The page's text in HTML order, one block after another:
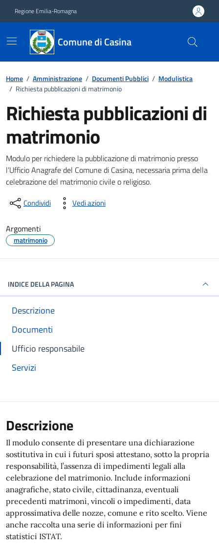
Regione Emilia-Romagna
Comune di Casina
Home / Amministrazione / Documenti Pubblici / Modulistica
/ Richiesta pubblicazioni di matrimonio
Richiesta pubblicazioni di
matrimonio
Dettagli del documento
Modulo per richiedere la pubblicazione di matrimonio presso
l’Ufficio Anagrafe del Comune di Casina, necessaria prima della
celebrazione del matrimonio civile o religioso.
Condividi Vedi azioni
Argomenti
matrimonio
INDICE DELLA PAGINA
Descrizione
Documenti
Ufficio responsabile
Servizi
Descrizione
Il modulo consente di presentare una dichiarazione
sostitutiva in cui i futuri sposi attestano, sotto la propria
responsabilità, l’assenza di impedimenti legali alla
celebrazione del matrimonio. Include informazioni
anagrafiche, stato civile, cittadinanza, eventuali
precedenti matrimoni, vincoli o impedimenti, data
approssimativa delle nozze, comune e rito scelto. Viene
anche raccolta una serie di informazioni per fini
statistici ISTAT.